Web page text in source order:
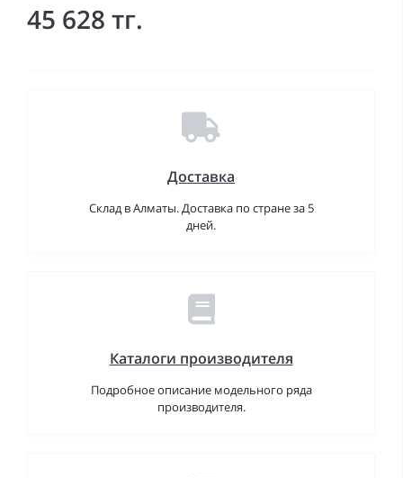
45 628 тг.
Доставка
Склад в Алматы. Доставка по стране за 5
дней.
Каталоги производителя
Подробное описание модельного ряда
производителя.